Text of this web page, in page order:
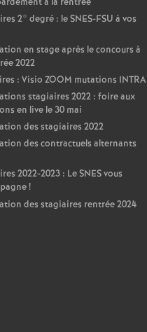
2° degré : le SNES-FSU à vos
en stage après le concours à
2022
: Visio ZOOM mutations INTRA
stagiaires 2022 : foire aux
en live le 30 mai
des stagiaires 2022
des contractuels alternants
2022-2023 : Le SNES vous
!
des stagiaires rentrée 2024